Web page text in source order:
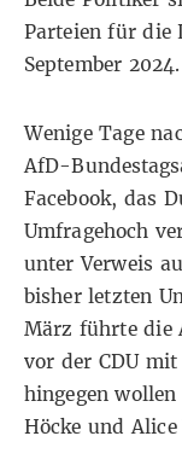
Parteien für die
September 2024.
Wenige Tage
AfD-
Facebook, das
Umfragehoch
unter Verweis
bisher letzten
März führte die
vor der CDU
hingegen
Höcke und